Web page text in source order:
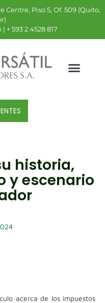
Centre, Piso 5, Of. 509 (Quito,
593 2 4528 817
historia,
y escenario
acerca de los impuestos